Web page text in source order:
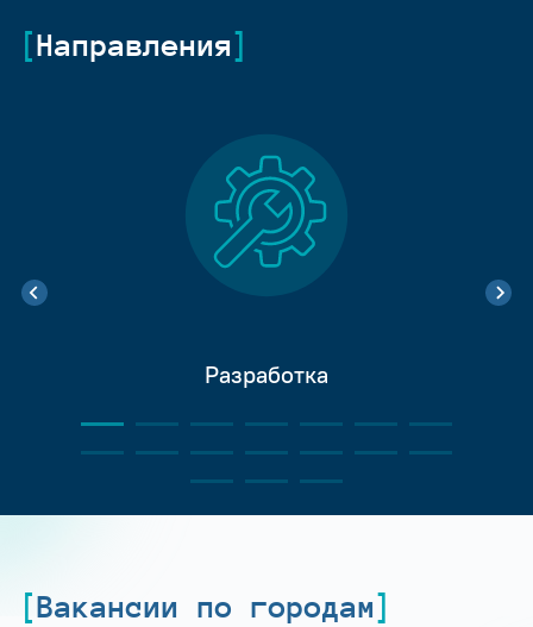
Направления
Разработка
Вакансии по городам